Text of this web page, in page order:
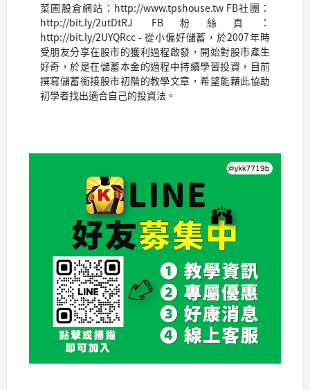
菜圃股倉網站：http://www.tpshouse.tw FB社團：
http://bit.ly/2utDtRJ FB粉絲頁：
http://bit.ly/2UYQRcc - 從小偏好儲蓄，於2007年時
受朋友分享在股市的獲利過程啟發，開始對股市產生
好奇，於是在儲蓄本金的過程中持續學習投資，目前
撰寫儲蓄銜接股市初階的教學文章，希望能藉此協助
初學者找出適合自己的投資法。